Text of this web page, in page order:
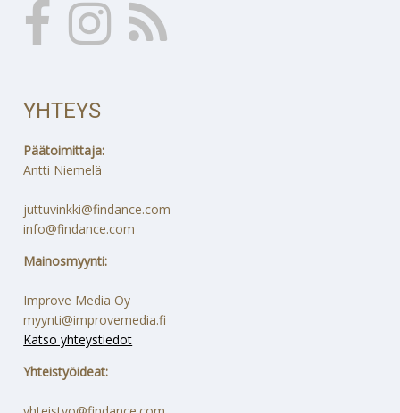
YHTEYS
Päätoimittaja:
Antti Niemelä
juttuvinkki@findance.com
info@findance.com
Mainosmyynti:
Improve Media Oy
myynti@improvemedia.fi
Katso yhteystiedot
Yhteistyöideat: